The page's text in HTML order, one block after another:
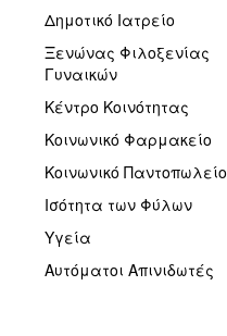
Δημοτικό Ιατρείο
Ξενώνας Φιλοξενίας
Γυναικών
Κέντρο Κοινότητας
Κοινωνικό Φαρμακείο
Κοινωνικό Παντοπωλείο
Ισότητα των Φύλων
Υγεία
Αυτόματοι Απινιδωτές